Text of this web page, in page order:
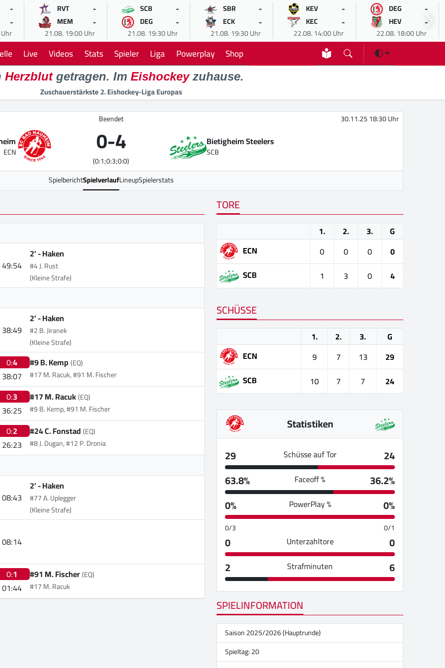
-
-
RVT -
MEM -
21.08. 19:00 Uhr
SCB -
DEG -
21.08. 19:30 Uhr
SBR -
ECK -
21.08. 19:30 Uhr
KEV -
KEC -
22.08. 14:00 Uhr
DEG -
HEV -
22.08. 18:00 Uhr
Live Videos Stats Spieler Liga Powerplay Shop
Herzblutgetragen. Im Eishockeyzuhause.
Zuschauerstärkste 2. Eishockey-Liga Europas
Beendet 30.11.25 18:30 Uhr
ECN 0-4
(0:1;0:3;0:0)
Bietigheim Steelers
SCB
SpielberichtSpielverlaufLineupSpielerstats
49:54
2' -Haken
#4 J. Rust
(Kleine Strafe)
38:49
2' -Haken
#2 B. Jiranek
(Kleine Strafe)
0:4
38:07
#9 B. Kemp(EQ)
#17 M. Racuk, #91 M. Fischer
0:3
36:25
#17 M. Racuk(EQ)
#9 B. Kemp, #91 M. Fischer
0:2
26:23
#24 C. Fonstad(EQ)
#8 J. Dugan, #12 P. Dronia
08:43
2' -Haken
#77 A. Uplegger
(Kleine Strafe)
08:14
0:1
01:44
#91 M. Fischer(EQ)
#17 M. Racuk
TORE
1. 2. 3.
G
ECN
0 0 0
0
SCB
1 3 0 4
SCHÜSSE
1. 2. 3.
G
ECN
9 7 13
29
SCB
10 7 7 24
Statistiken
29
Schüsse auf Tor
24
63.8%
Faceoff %
36.2%
0%
PowerPlay % 0%
0/3 0/1
0 Unterzahltore
0
2
Strafminuten 6
SPIELINFORMATION
Saison 2025/2026 (Hauptrunde)
Spieltag: 20